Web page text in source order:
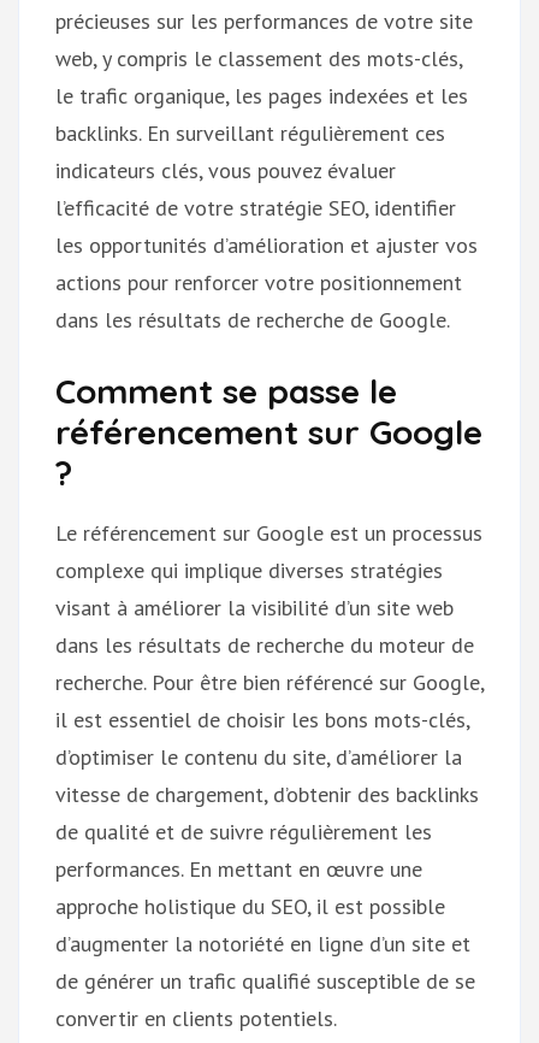
précieuses sur les performances de votre site
web, y compris le classement des mots-clés,
le trafic organique, les pages indexées et les
backlinks. En surveillant régulièrement ces
indicateurs clés, vous pouvez évaluer
l’efficacité de votre stratégie SEO, identifier
les opportunités d’amélioration et ajuster vos
actions pour renforcer votre positionnement
dans les résultats de recherche de Google.
Comment se passe le
référencement sur Google
?
Le référencement sur Google est un processus
complexe qui implique diverses stratégies
visant à améliorer la visibilité d’un site web
dans les résultats de recherche du moteur de
recherche. Pour être bien référencé sur Google,
il est essentiel de choisir les bons mots-clés,
d’optimiser le contenu du site, d’améliorer la
vitesse de chargement, d’obtenir des backlinks
de qualité et de suivre régulièrement les
performances. En mettant en œuvre une
approche holistique du SEO, il est possible
d’augmenter la notoriété en ligne d’un site et
de générer un trafic qualifié susceptible de se
convertir en clients potentiels.